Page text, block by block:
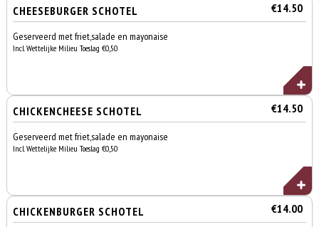
CHEESEBURGER SCHOTEL €14.50
Geserveerd met friet,salade en mayonaise
Incl. Wettelijke Milieu Toeslag €0,50
CHICKENCHEESE SCHOTEL €14.50
Geserveerd met friet,salade en mayonaise
Incl. Wettelijke Milieu Toeslag €0,50
CHICKENBURGER SCHOTEL €14.00